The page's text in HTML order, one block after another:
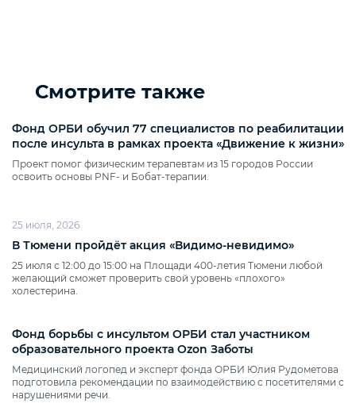
Смотрите также
Фонд ОРБИ обучил 77 специалистов по реабилитации
после инсульта в рамках проекта «Движение к жизни»
Проект помог физическим терапевтам из 15 городов России
освоить основы PNF‑ и Бобат‑терапии.
25 июля, 2026
В Тюмени пройдёт акция «Видимо‑невидимо»
25 июля с 12:00 до 15:00 на Площади 400‑летия Тюмени любой
желающий сможет проверить свой уровень «плохого»
холестерина.
Фонд борьбы с инсультом ОРБИ стал участником
образовательного проекта Ozon Заботы
Медицинский логопед и эксперт фонда ОРБИ Юлия Рудометова
подготовила рекомендации по взаимодействию с посетителями с
нарушениями речи.